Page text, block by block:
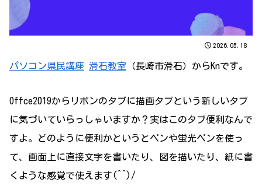
2026.05.18
パソコン県民講座 滑石教室 （長崎市滑石）からKnです。
Offce2019からリボンのタブに描画タブという新しいタブ
に気づいていらっしゃいますか？実はこのタブ便利なんで
すよ。どのように便利かというとペンや蛍光ペンを使っ
て、画面上に直接文字を書いたり、図を描いたり、紙に書
くような感覚で使えます(^^)/